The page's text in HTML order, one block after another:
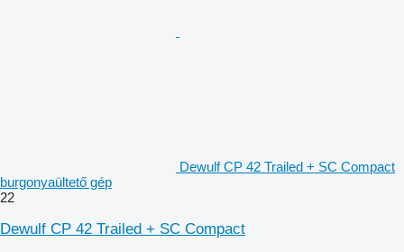
Dewulf CP 42 Trailed + SC Compact
burgonyaültető gép
22
Dewulf CP 42 Trailed + SC Compact